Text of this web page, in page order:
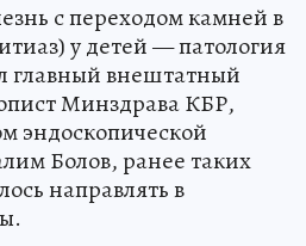
с переходом камней в
у детей — патология
главный внештатный
Минздрава КБР,
эндоскопической
Болов, ранее таких
направлять в